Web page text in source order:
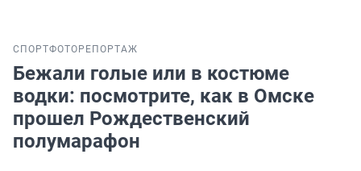
СПОРТФОТОРЕПОРТАЖ
Бежали голые или в костюме
водки: посмотрите, как в Омске
прошел Рождественский
полумарафон